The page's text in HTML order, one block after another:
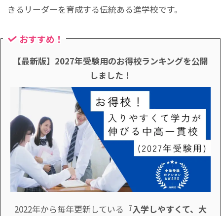
きるリーダーを育成する伝統ある進学校です。
おすすめ！
【最新版】2027年受験用のお得校ランキングを公開
しました！
2022年から毎年更新している 『入学しやすくて、大